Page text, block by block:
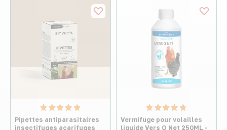
Pipettes antiparasitaires
insectifuges acarifuges
Vermifuge pour volailles
liquide Vers O Net 250ML -